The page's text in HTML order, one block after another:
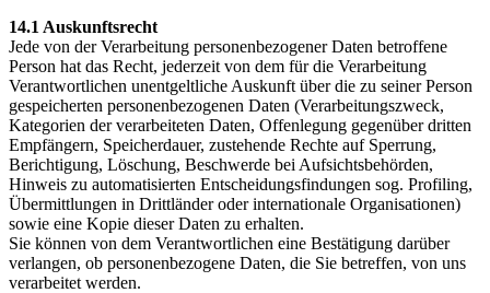
14.1 Auskunftsrecht
Jede von der Verarbeitung personenbezogener Daten betroffene
Person hat das Recht, jederzeit von dem für die Verarbeitung
Verantwortlichen unentgeltliche Auskunft über die zu seiner Person
gespeicherten personenbezogenen Daten (Verarbeitungszweck,
Kategorien der verarbeiteten Daten, Offenlegung gegenüber dritten
Empfängern, Speicherdauer, zustehende Rechte auf Sperrung,
Berichtigung, Löschung, Beschwerde bei Aufsichtsbehörden,
Hinweis zu automatisierten Entscheidungsfindungen sog. Profiling,
Übermittlungen in Drittländer oder internationale Organisationen)
sowie eine Kopie dieser Daten zu erhalten.
Sie können von dem Verantwortlichen eine Bestätigung darüber
verlangen, ob personenbezogene Daten, die Sie betreffen, von uns
verarbeitet werden.